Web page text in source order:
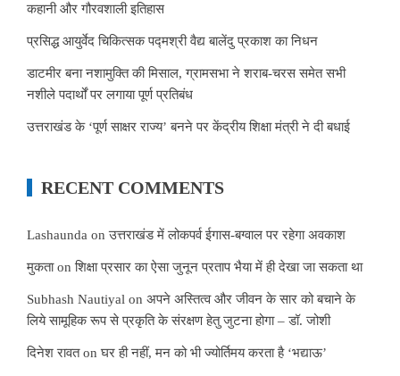
कहानी और गौरवशाली इतिहास
प्रसिद्ध आयुर्वेद चिकित्सक पद्मश्री वैद्य बालेंदु प्रकाश का निधन
डाटमीर बना नशामुक्ति की मिसाल, ग्रामसभा ने शराब-चरस समेत सभी
नशीले पदार्थों पर लगाया पूर्ण प्रतिबंध
उत्तराखंड के ‘पूर्ण साक्षर राज्य’ बनने पर केंद्रीय शिक्षा मंत्री ने दी बधाई
RECENT COMMENTS
Lashaunda onउत्तराखंड में लोकपर्व ईगास-बग्वाल पर रहेगा अवकाश
मुकताonशिक्षा प्रसार का ऐसा जुनून प्रताप भैया में ही देखा जा सकता था
Subhash Nautiyal on अपने अस्तित्व और जीवन के सार को बचाने के
लिये सामूहिक रूप से प्रकृति के संरक्षण हेतु जुटना होगा – डॉ. जोशी
दिनेश रावतonघर ही नहीं, मन को भी ज्योर्तिमय करता है ‘भद्याऊ’